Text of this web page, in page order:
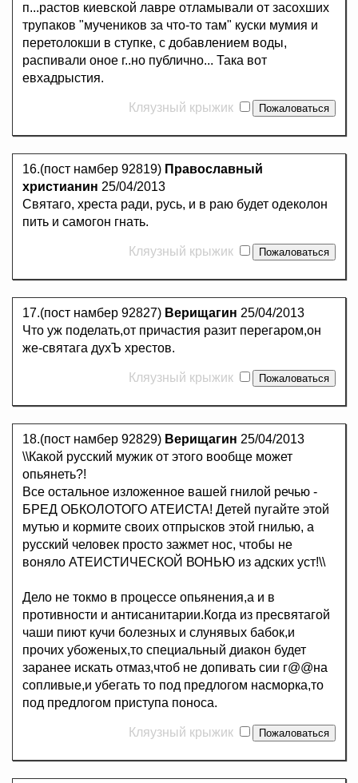
п...растов киевской лавре отламывали от засохших
трупаков "мучеников за что-то там" куски мумия и
перетолокши в ступке, с добавлением воды,
распивали оное г..но публично... Така вот
евхадрыстия.
Кляузный крыжик
16.(пост намбер 92819) Православный
христианин 25/04/2013
Святаго, хреста ради, русь, и в раю будет одеколон
пить и самогон гнать.
Кляузный крыжик
17.(пост намбер 92827) Верищагин 25/04/2013
Что уж поделать,от причастия разит перегаром,он
же-святага духЪ хрестов.
Кляузный крыжик
18.(пост намбер 92829) Верищагин 25/04/2013
\\Какой русский мужик от этого вообще может
опьянеть?!
Все остальное изложенное вашей гнилой речью -
БРЕД ОБКОЛОТОГО АТЕИСТА! Детей пугайте этой
мутью и кормите своих отпрысков этой гнилью, а
русский человек просто зажмет нос, чтобы не
воняло АТЕИСТИЧЕСКОЙ ВОНЬЮ из адских уст!\\
Дело не токмо в процессе опьянения,а и в
противности и антисанитарии.Когда из пресвятагой
чаши пиют кучи болезных и слунявых бабок,и
прочих убоженых,то специальный диакон будет
заранее искать отмаз,чтоб не допивать сии г@@на
сопливые,и убегать то под предлогом насморка,то
под предлогом приступа поноса.
Кляузный крыжик